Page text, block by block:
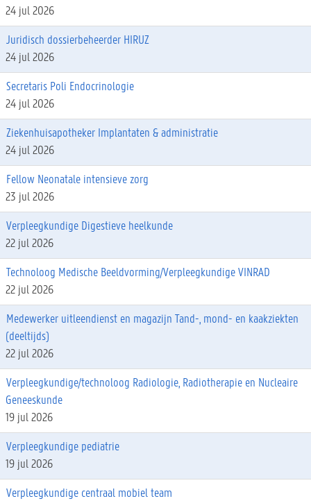
24 jul 2026
Juridisch dossierbeheerder HIRUZ
24 jul 2026
Secretaris Poli Endocrinologie
24 jul 2026
Ziekenhuisapotheker Implantaten & administratie
24 jul 2026
Fellow Neonatale intensieve zorg
23 jul 2026
Verpleegkundige Digestieve heelkunde
22 jul 2026
Technoloog Medische Beeldvorming/Verpleegkundige VINRAD
22 jul 2026
Medewerker uitleendienst en magazijn Tand-, mond- en kaakziekten
(deeltijds)
22 jul 2026
Verpleegkundige/technoloog Radiologie, Radiotherapie en Nucleaire
Geneeskunde
19 jul 2026
Verpleegkundige pediatrie
19 jul 2026
Verpleegkundige centraal mobiel team